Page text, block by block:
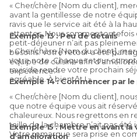
« Cher/chère [Nom du client],
avant la gentillesse de notre
ravis que le service ait été à la
attentes. Nous sommes toutefois
petit-déjeuner n’ait pas
besoins. Votre retour a été
équipe de cuisine afin
expérience. »
Exemple 13 : Peu de détails
« Cher/chère [Nom du client],
votre note. Chaque retour
ravis de rendre votre prochain
agréable. À bientôt ! »
Exemple 14 : Commencer par
« Cher/chère [Nom du client],
que notre équipe vous ait
chaleureux. Nous regrettons en
taille de la chambre n’ait pas été
Votre remarque sera prise en
Exemple 15 : Mettre en avant la
d’amélioration